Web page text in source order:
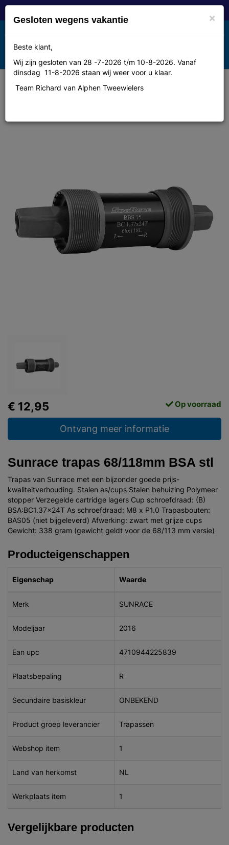
Toggle
navigation
MENU
Sunrace trapas 68/118mm BSA stl
€ 12,95 Op voorraad
Ontvang meer informatie
Sunrace trapas 68/118mm BSA stl
Trapas van Sunrace met een bijzonder goede prijs-
kwaliteitverhouding. Stalen as/cups Stalen behuizing Polymeer
stopper Verzegelde cartridge lagers Cup schroefdraad: (B)
BSA:BC1.37x24T As schroefdraad: M8 x P1.0 Trapasbouten:
BAS05 (niet bijgeleverd) Afwerking: zwart met grijze cups
Gewicht: 338 gram (gewicht geldt voor de 68/113 mm versie)
Producteigenschappen
Eigenschap Waarde
Merk SUNRACE
Modeljaar 2016
Ean upc 4710944225839
Plaatsbepaling R
Secundaire basiskleur ONBEKEND
Product groep leverancier Trapassen
Webshop item 1
Land van herkomst NL
Werkplaats item 1
Vergelijkbare producten
×
Gesloten wegens vakantie
Beste klant,
Wij zijn gesloten van 28 -7-2026 t/m 10-8-2026. Vanaf
dinsdag 11-8-2026 staan wij weer voor u klaar.
Team Richard van Alphen Tweewielers